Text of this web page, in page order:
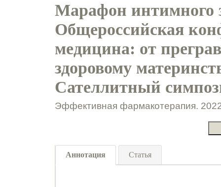
Марафон интимного
Общероссийская
медицина: от
здоровому
Сателлитный
Эффективная фармакотерапия.
Аннотация Статья